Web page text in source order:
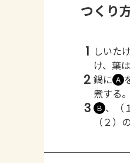
つくり
1 しいた
け、葉は
2 鍋に Ａ
煮する。
3 Ｂ 、（
（２）